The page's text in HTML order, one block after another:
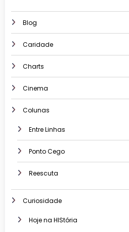
Blog
Caridade
Charts
Cinema
Colunas
Entre Linhas
Ponto Cego
Reescuta
Curiosidade
Hoje na HIStória